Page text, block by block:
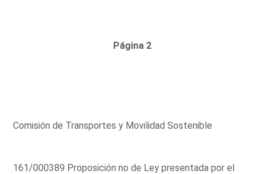
Página 2
Comisión de Transportes y Movilidad Sostenible
161/000389 Proposición no de Ley presentada por el